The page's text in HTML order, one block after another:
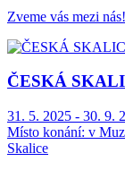
Zveme vás mezi
ČESKÁ
31. 5. 2025 - 30. 9.
Místo konání: v
Skalice